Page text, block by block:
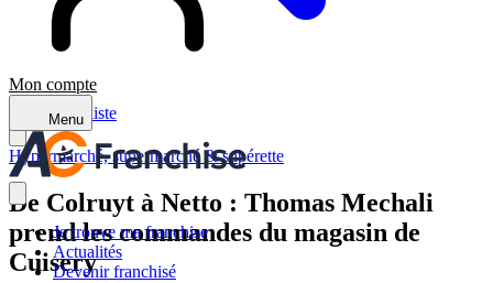
Mon compte
Menu
Je trouve ma franchise
Actualités
Devenir franchisé
Retour à la liste
Hypermarché, supermarché & supérette
De Colruyt à Netto : Thomas Mechali
prend les commandes du magasin de
Cuisery